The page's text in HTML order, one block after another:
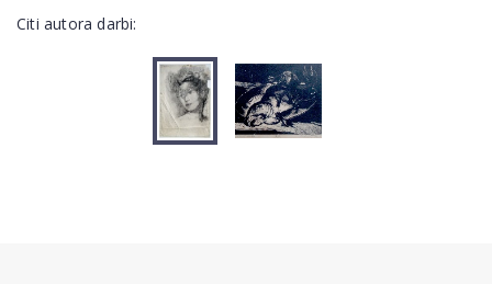
Citi autora darbi: